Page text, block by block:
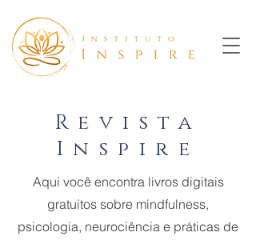
Revista
Inspire
Aqui você encontra livros digitais
gratuitos sobre mindfulness,
psicologia, neurociência e práticas de